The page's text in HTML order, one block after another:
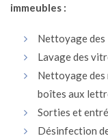
immeubles :
Nettoyage des
Lavage des
Nettoyage des
boîtes aux
Sorties et
Désinfection